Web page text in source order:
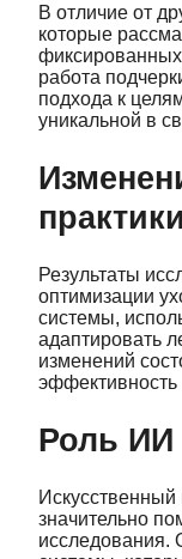
В отличие от
которые
работа
подхода к
уникальной в
практики
Результаты
оптимизации
системы,
адаптировать
изменений
Роль ИИ
Искусственный
значительно
исследования.